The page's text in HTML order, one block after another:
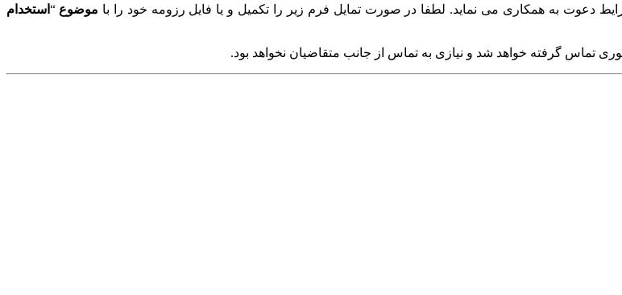
دعوت به همکاری می نماید. لطفا در صورت تمایل فرم زیر را تکمیل و یا فایل رزومه خود را با موضوع “ استخدام
گرفته خواهد شد و نیازی به تماس از جانب متقاضیان نخواهد بود.